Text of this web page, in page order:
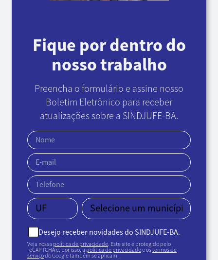
Fique por dentro do
nosso trabalho
Preencha o formulário e assine nosso
Boletim Eletrônico para receber
atualizações sobre a SINDJUFE-BA.
Desejo receber novidades do SINDJUFE-BA.
Veja nossa política de privacidade. Este site é protegido pelo
reCAPTCHA e, por isso, a política de privacidadee ostermos de
serviçodo Google também se aplicam.